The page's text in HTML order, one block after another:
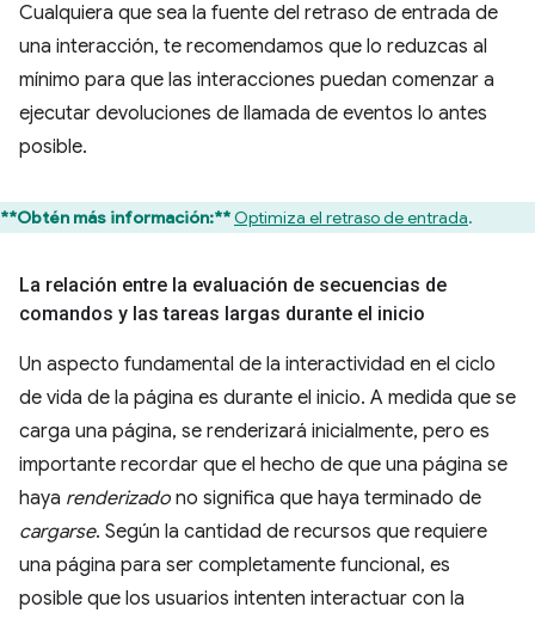
Cualquiera que sea la fuente del retraso de entrada de
una interacción, te recomendamos que lo reduzcas al
mínimo para que las interacciones puedan comenzar a
ejecutar devoluciones de llamada de eventos lo antes
posible.
**Obtén más información:**Optimiza el retraso de entrada.
La relación entre la evaluación de secuencias de
comandos y las tareas largas durante el inicio
Un aspecto fundamental de la interactividad en el ciclo
de vida de la página es durante el inicio. A medida que se
carga una página, se renderizará inicialmente, pero es
importante recordar que el hecho de que una página se
haya renderizado no significa que haya terminado de
cargarse. Según la cantidad de recursos que requiere
una página para ser completamente funcional, es
posible que los usuarios intenten interactuar con la